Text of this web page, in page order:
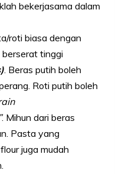
bekerjasama dalam
roti biasa dengan
tinggi
. Beras putih boleh
Roti putih boleh
. Mihun dari beras
Pasta yang
juga mudah